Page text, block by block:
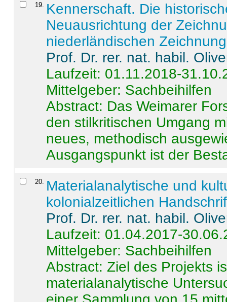
19
Kennerschaft. Die
Neuausrichtung der
niederländischen
Prof. Dr. rer. nat. habil.
Laufzeit: 01.11.2018-
Mittelgeber: Sachbeihilfen
Abstract: Das Weimarer
den stilkritischen Umgang
neues, methodisch
Ausgangspunkt ist der
20
Materialanalytische und
kolonialzeitlichen
Prof. Dr. rer. nat. habil.
Laufzeit: 01.04.2017-
Mittelgeber: Sachbeihilfen
Abstract:Ziel des Projekts
materialanalytische